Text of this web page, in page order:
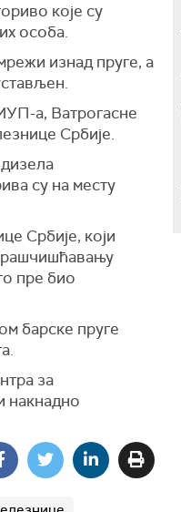
које су
особа.
изнад пруге, а
а, Ватрогасне
Србије.
су на месту
Србије, који
рашчишћавању
пре био
барске пруге
за
накнадно